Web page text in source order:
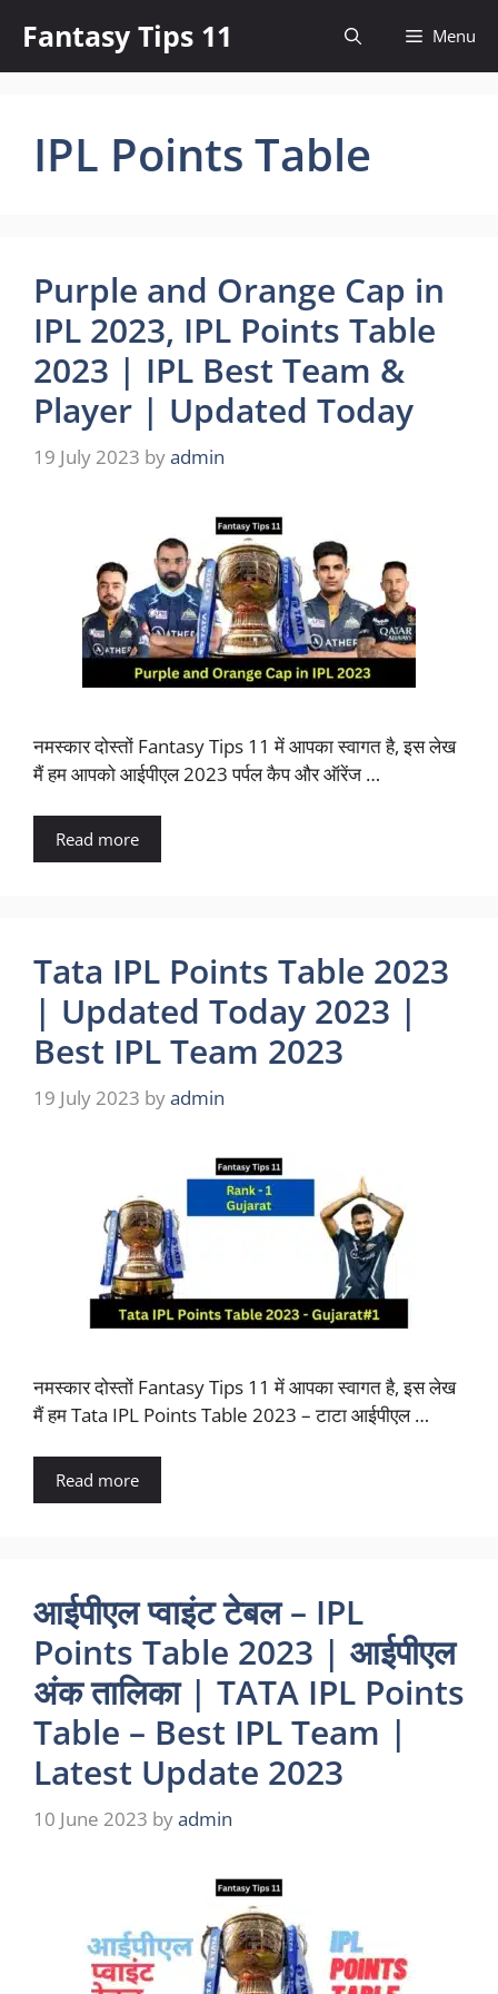
content
Fantasy Tips 11 Menu
IPL Points Table
Purple and Orange Cap in
IPL 2023, IPL Points Table
2023 | IPL Best Team &
Player | Updated Today
19 July 2023 byadmin
नमस्कार दोस्तों Fantasy Tips 11 में आपका स्वागत है, इस लेख
मैं हम आपको आईपीएल 2023 पर्पल कैप और ऑरेंज …
Read more
Tata IPL Points Table 2023
| Updated Today 2023 |
Best IPL Team 2023
19 July 2023 byadmin
नमस्कार दोस्तों Fantasy Tips 11 में आपका स्वागत है, इस लेख
मैं हम Tata IPL Points Table 2023 – टाटा आईपीएल …
Read more
आईपीएल प्वाइंट टेबल – IPL
Points Table 2023 | आईपीएल
अंक तालिका | TATA IPL Points
Table – Best IPL Team |
Latest Update 2023
10 June 2023 byadmin